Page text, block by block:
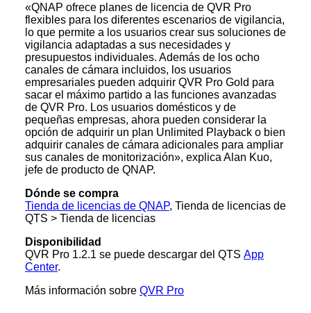
«QNAP ofrece planes de licencia de QVR Pro
flexibles para los diferentes escenarios de vigilancia,
lo que permite a los usuarios crear sus soluciones de
vigilancia adaptadas a sus necesidades y
presupuestos individuales. Además de los ocho
canales de cámara incluidos, los usuarios
empresariales pueden adquirir QVR Pro Gold para
sacar el máximo partido a las funciones avanzadas
de QVR Pro. Los usuarios domésticos y de
pequeñas empresas, ahora pueden considerar la
opción de adquirir un plan Unlimited Playback o bien
adquirir canales de cámara adicionales para ampliar
sus canales de monitorización», explica Alan Kuo,
jefe de producto de QNAP.
Dónde se compra
Tienda de licencias de QNAP, Tienda de licencias de
QTS > Tienda de licencias
Disponibilidad
QVR Pro 1.2.1 se puede descargar del QTS App
Center.
Más información sobre QVR Pro